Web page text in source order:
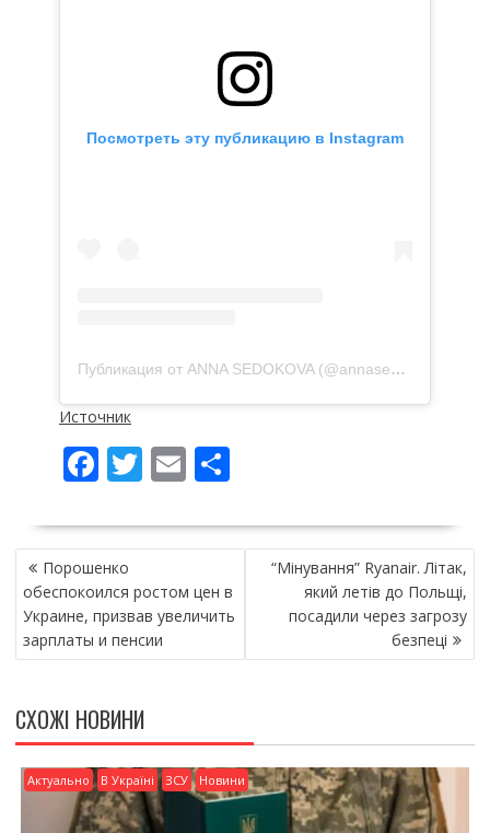
Посмотреть эту публикацию в Instagram
Публикация от ANNA SEDOKOVA (@annasedokova)
Источник
F
e
b
o
o
k
T
itt
E
ai
П
ді
и
и
НАВІГАЦІЯ
ЗАПИСІВ
Порошенко
обеспокоился ростом цен в
Украине, призвав увеличить
зарплаты и пенсии
“Мінування” Ryanair. Літак,
який летів до Польщі,
посадили через загрозу
безпеці
СХОЖІ НОВИНИ
Актуально В Україні ЗСУ Новини